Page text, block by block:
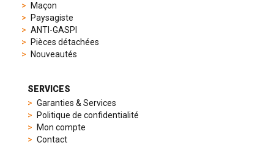
model
chosen
timeless
recreated
Maçon
Paysagiste
ANTI-GASPI
Pièces détachées
Nouveautés
SERVICES
Garanties & Services
Politique de confidentialité
Mon compte
Contact